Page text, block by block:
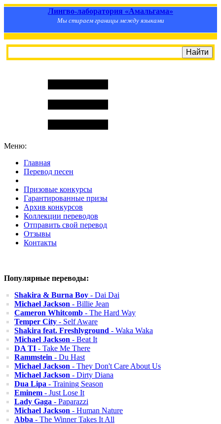
Лингво-лаборатория «Амальгама»
Мы стираем границы между языками
Меню:
Главная
Перевод песен
Призовые конкурсы
Гарантированные призы
Архив конкурсов
Коллекции переводов
Отправить свой перевод
Отзывы
Контакты
Популярные переводы:
Shakira & Burna Boy - Dai Dai
Michael Jackson - Billie Jean
Cameron Whitcomb - The Hard Way
Temper City - Self Aware
Shakira feat. Freshlyground - Waka Waka
Michael Jackson - Beat It
DA TI - Take Me There
Rammstein - Du Hast
Michael Jackson - They Don't Care About Us
Michael Jackson - Dirty Diana
Dua Lipa - Training Season
Eminem - Just Lose It
Lady Gaga - Paparazzi
Michael Jackson - Human Nature
Abba - The Winner Takes It All